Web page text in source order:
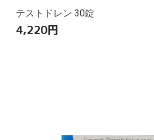
テストドレン 30錠
4,220円